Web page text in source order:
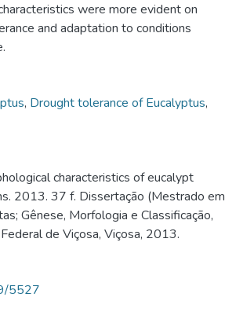
were more evident on
and adaptation to conditions
, Drought tolerance of Eucalyptus,
characteristics of eucalypt
2013. 37 f. Dissertação (Mestrado em
Gênese, Morfologia e Classificação,
de Viçosa, Viçosa, 2013.
5527